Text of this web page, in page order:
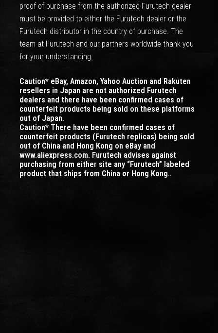
proof of purchase from the authorized Furutech dealer
must be provided to either the Furutech dealer or the
Furutech distributor in the country of purchase. The
team at Furutech and our partners worldwide thank you
for your understanding.
Caution* eBay, Amazon, Yahoo Auction and Rakuten
resellers in Japan are not authorized Furutech
dealers and there have been confirmed cases of
counterfeit products being sold on these platforms
out of Japan.
Caution* There have been confirmed cases of
counterfeit products (Furutech replicas) being sold
out of China and Hong Kong on eBay and
www.aliexpress.com. Furutech advises against
purchasing from either site any “Furutech” labeled
product that ships from China or Hong Kong..